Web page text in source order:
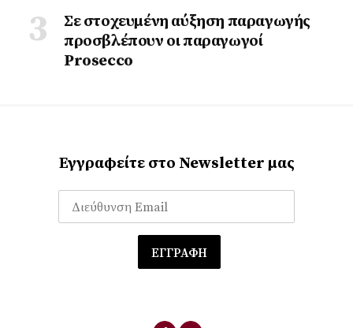
Σε στοχευμένη αύξηση παραγωγής
προσβλέπουν οι παραγωγοί
Prosecco
Εγγραφείτε στο Newsletter μας